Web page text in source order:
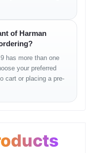
স্টক অনুযায়ী পাওয়া যাচ্ছে।
হোম স্পিকার।
of Harman
has more than one
your preferred
cart or placing a pre-